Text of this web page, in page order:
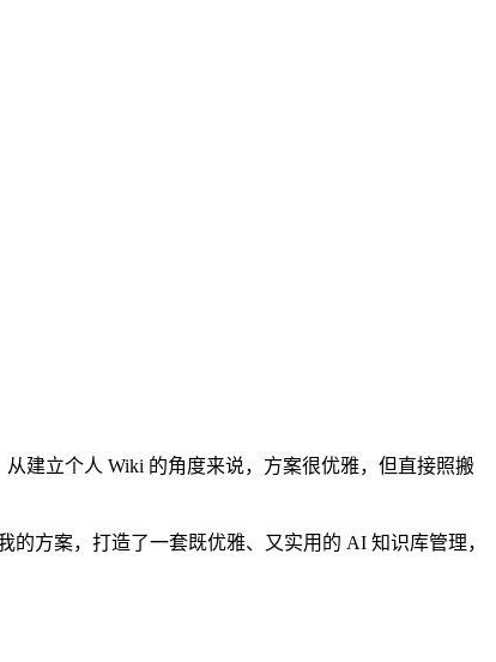
建立个人 Wiki 的角度来说，方案很优雅，但直接照搬
的方案，打造了一套既优雅、又实用的 AI 知识库管理，